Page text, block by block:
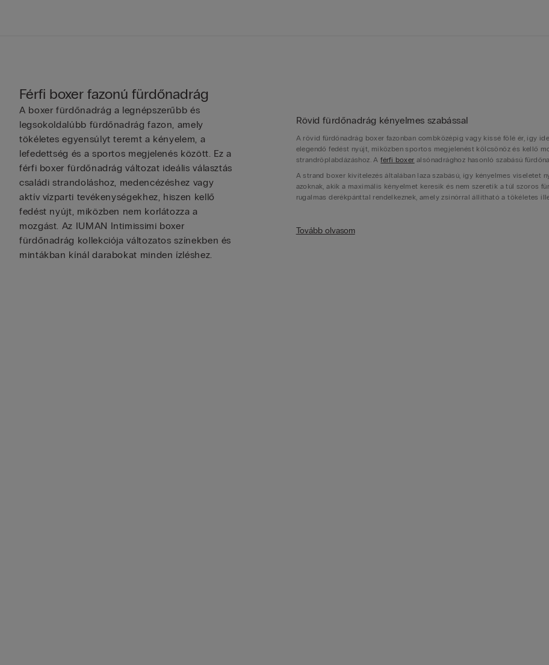
Férfi boxer fazonú fürdőnadrág
A boxer fürdőnadrág a legnépszerűbb és
legsokoldalúbb fürdőnadrág fazon, amely
tökéletes egyensúlyt teremt a kényelem, a
lefedettség és a sportos megjelenés között. Ez a
férfi boxer fürdőnadrág változat ideális választás
családi strandoláshoz, medencézéshez vagy
aktív vízparti tevékenységekhez, hiszen kellő
fedést nyújt, miközben nem korlátozza a
mozgást. Az IUMAN Intimissimi boxer
fürdőnadrág kollekciója változatos színekben és
mintákban kínál darabokat minden ízléshez.
Rövid fürdőnadrág kényelmes szabással
A rövid fürdőnadrág boxer fazonban combközépig vagy kissé fölé ér, így
elegendő fedést nyújt, miközben sportos megjelenést kölcsönöz és kellő
strandröplabdázáshoz. Aférfi boxer alsónadrághoz hasonló szabású
A strand boxer kivitelezés általában laza szabású, így kényelmes viseletet
azoknak, akik a maximális kényelmet keresik és nem szeretik a túl szoros
rugalmas derékpánttal rendelkeznek, amely zsinórral állítható a tökéletes
Tovább olvasom